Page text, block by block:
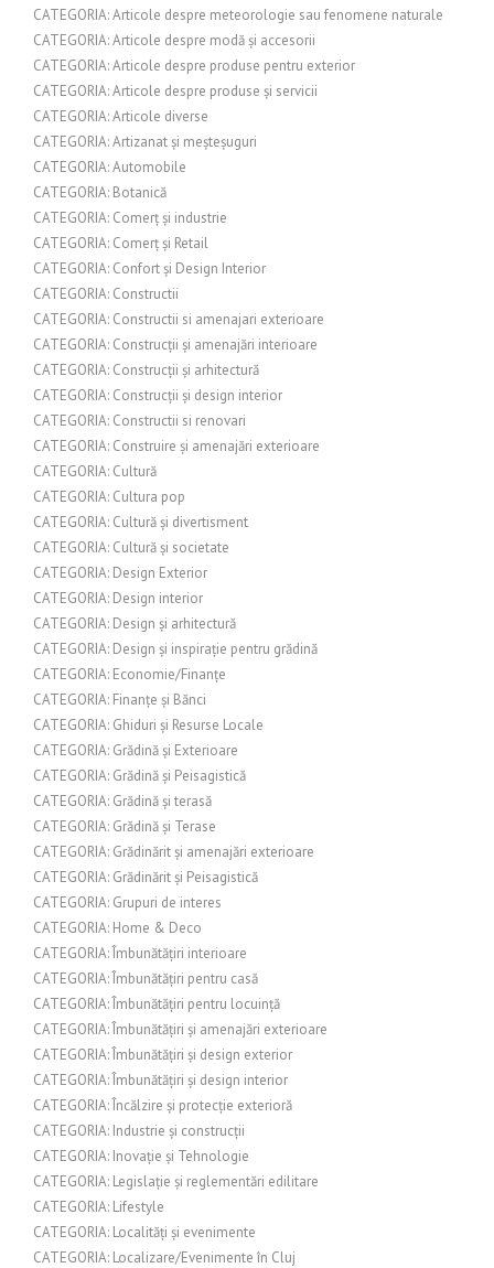
CATEGORIA: Articole despre meteorologie sau fenomene naturale
CATEGORIA: Articole despre modă și accesorii
CATEGORIA: Articole despre produse pentru exterior
CATEGORIA: Articole despre produse și servicii
CATEGORIA: Articole diverse
CATEGORIA: Artizanat și meșteșuguri
CATEGORIA: Automobile
CATEGORIA: Botanică
CATEGORIA: Comerț și industrie
CATEGORIA: Comerț și Retail
CATEGORIA: Confort și Design Interior
CATEGORIA: Constructii
CATEGORIA: Constructii si amenajari exterioare
CATEGORIA: Construcții și amenajări interioare
CATEGORIA: Construcții și arhitectură
CATEGORIA: Construcții și design interior
CATEGORIA: Constructii si renovari
CATEGORIA: Construire și amenajări exterioare
CATEGORIA: Cultură
CATEGORIA: Cultura pop
CATEGORIA: Cultură și divertisment
CATEGORIA: Cultură și societate
CATEGORIA: Design Exterior
CATEGORIA: Design interior
CATEGORIA: Design și arhitectură
CATEGORIA: Design și inspirație pentru grădină
CATEGORIA: Economie/Finanțe
CATEGORIA: Finanțe și Bănci
CATEGORIA: Ghiduri și Resurse Locale
CATEGORIA: Grădină și Exterioare
CATEGORIA: Grădină și Peisagistică
CATEGORIA: Grădină și terasă
CATEGORIA: Grădină și Terase
CATEGORIA: Grădinărit și amenajări exterioare
CATEGORIA: Grădinărit și Peisagistică
CATEGORIA: Grupuri de interes
CATEGORIA: Home & Deco
CATEGORIA: Îmbunătățiri interioare
CATEGORIA: Îmbunătățiri pentru casă
CATEGORIA: Îmbunătățiri pentru locuință
CATEGORIA: Îmbunătățiri și amenajări exterioare
CATEGORIA: Îmbunătățiri și design exterior
CATEGORIA: Îmbunătățiri și design interior
CATEGORIA: Încălzire și protecție exterioră
CATEGORIA: Industrie și construcții
CATEGORIA: Inovație și Tehnologie
CATEGORIA: Legislație și reglementări edilitare
CATEGORIA: Lifestyle
CATEGORIA: Localități și evenimente
CATEGORIA: Localizare/Evenimente în Cluj